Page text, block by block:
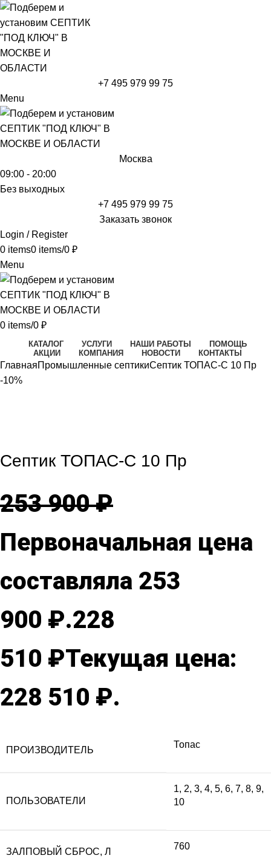
+7 495 979 99 75
Menu
Москва
09:00 - 20:00
Без выходных
+7 495 979 99 75
Заказать звонок
Login / Register
0 items0 items/0 ₽
Menu
0 items/0 ₽
КАТАЛОГ УСЛУГИ НАШИ РАБОТЫ
ПОМОЩЬ
АКЦИИ
КОМПАНИЯ НОВОСТИ КОНТАКТЫ
ГлавнаяПромышленные септикиСептик ТОПАС-С 10 Пр
-10%
Септик ТОПАС-С 10 Пр
253 900₽
Первоначальная цена
составляла 253
900 ₽.228
510 ₽Текущая цена:
228 510 ₽.
ПРОИЗВОДИТЕЛЬ
Топас
ПОЛЬЗОВАТЕЛИ
1, 2, 3, 4, 5, 6, 7, 8, 9,
10
ЗАЛПОВЫЙ СБРОС, Л
760